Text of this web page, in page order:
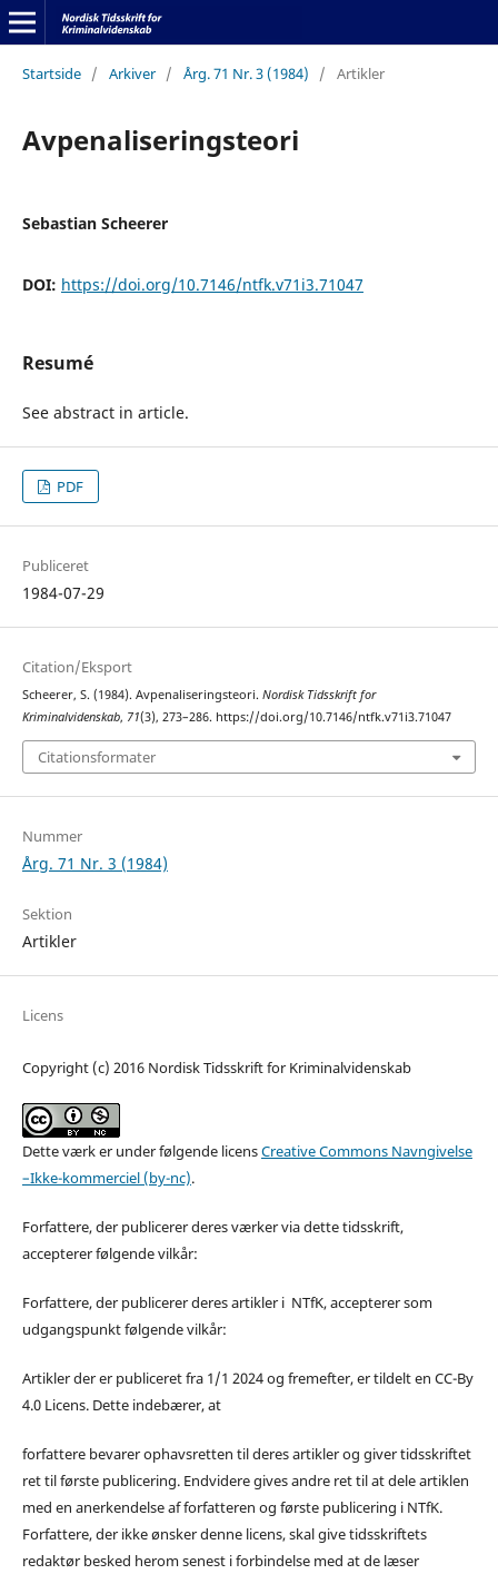
Startside / Arkiver / Årg. 71 Nr. 3 (1984) / Artikler
Avpenaliseringsteori
Sebastian Scheerer
DOI: https://doi.org/10.7146/ntfk.v71i3.71047
Resumé
See abstract in article.
PDF
Publiceret
1984-07-29
Citation/Eksport
Scheerer, S. (1984). Avpenaliseringsteori. Nordisk Tidsskrift for
Kriminalvidenskab, 71(3), 273–286. https://doi.org/10.7146/ntfk.v71i3.71047
Citationsformater
Nummer
Årg. 71 Nr. 3 (1984)
Sektion
Artikler
Licens
Copyright (c) 2016 Nordisk Tidsskrift for Kriminalvidenskab
Dette værk er under følgende licensCreative Commons Navngivelse
–Ikke-kommerciel (by-nc).
Forfattere, der publicerer deres værker via dette tidsskrift,
accepterer følgende vilkår:
Forfattere, der publicerer deres artikler i NTfK, accepterer som
udgangspunkt følgende vilkår:
Artikler der er publiceret fra 1/1 2024 og fremefter, er tildelt en CC-By
4.0 Licens. Dette indebærer, at
forfattere bevarer ophavsretten til deres artikler og giver tidsskriftet
ret til første publicering. Endvidere gives andre ret til at dele artiklen
med en anerkendelse af forfatteren og første publicering i NTfK.
Forfattere, der ikke ønsker denne licens, skal give tidsskriftets
redaktør besked herom senest i forbindelse med at de læser